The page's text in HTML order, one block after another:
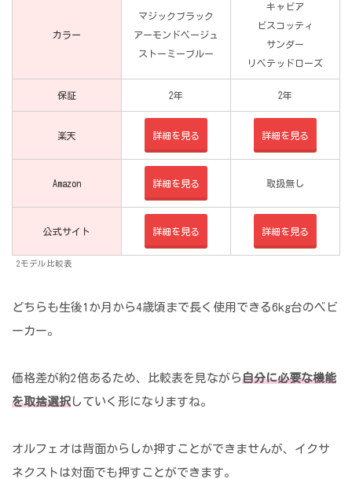
カラー
マジックブラック
アーモンドベージュ
ストーミーブルー
キャビア
ビスコッティ
サンダー
リベテッドローズ
保証 2年 2年
楽天 詳細を見る 詳細を見る
Amazon 詳細を見る 取扱無し
公式サイト 詳細を見る 詳細を見る
2モデル比較表
どちらも生後1か月から4歳頃まで長く使用できる6kg台のベビ
ーカー。
価格差が約2倍あるため、比較表を見ながら自分に必要な機能
を取捨選択 していく形になりますね。
オルフェオは背面からしか押すことができませんが、イクサ
ネクストは対面でも押すことができます。